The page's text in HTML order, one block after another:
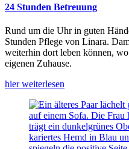
24 Stunden Betreuung
Rund um die Uhr in guten
Stunden Pflege von Linara.
weiterhin dort leben können,
eigenen Zuhause.
hier weiterlesen